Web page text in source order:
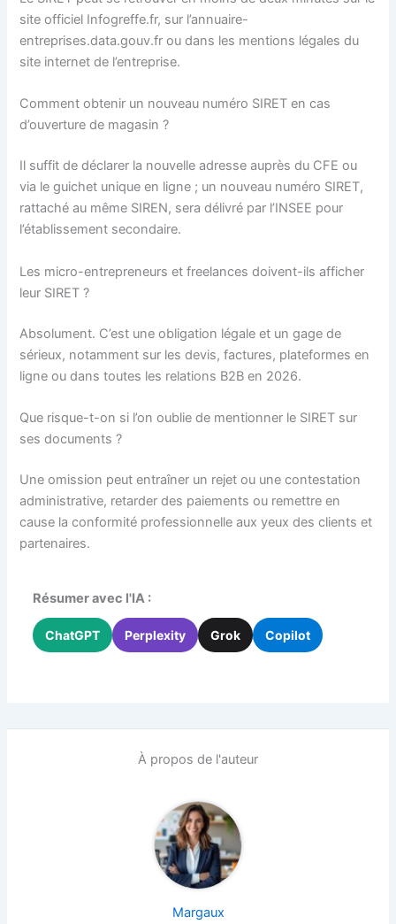
site officiel Infogreffe.fr, sur l’annuaire-
entreprises.data.gouv.fr ou dans les mentions légales du
site internet de l’entreprise.
Comment obtenir un nouveau numéro SIRET en cas
d’ouverture de magasin ?
Il suffit de déclarer la nouvelle adresse auprès du CFE ou
via le guichet unique en ligne ; un nouveau numéro SIRET,
rattaché au même SIREN, sera délivré par l’INSEE pour
l’établissement secondaire.
Les micro-entrepreneurs et freelances doivent-ils afficher
leur SIRET ?
Absolument. C’est une obligation légale et un gage de
sérieux, notamment sur les devis, factures, plateformes en
ligne ou dans toutes les relations B2B en 2026.
Que risque-t-on si l’on oublie de mentionner le SIRET sur
ses documents ?
Une omission peut entraîner un rejet ou une contestation
administrative, retarder des paiements ou remettre en
cause la conformité professionnelle aux yeux des clients et
partenaires.
Résumer avec l'IA :
ChatGPT Perplexity Grok Copilot
À propos de l'auteur
Margaux